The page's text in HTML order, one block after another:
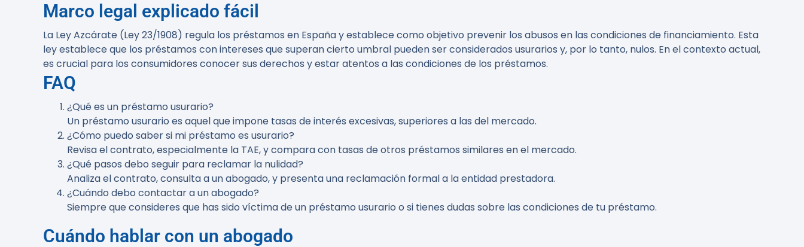
Marco legal explicado fácil
La Ley Azcárate (Ley 23/1908) regula los préstamos en España y establece como objetivo prevenir los abusos en las condiciones de financiamiento. Esta
ley establece que los préstamos con intereses que superan cierto umbral pueden ser considerados usurarios y, por lo tanto, nulos. En el contexto actual,
es crucial para los consumidores conocer sus derechos y estar atentos a las condiciones de los préstamos.
FAQ
¿Qué es un préstamo usurario?
Un préstamo usurario es aquel que impone tasas de interés excesivas, superiores a las del mercado.
¿Cómo puedo saber si mi préstamo es usurario?
Revisa el contrato, especialmente la TAE, y compara con tasas de otros préstamos similares en el mercado.
¿Qué pasos debo seguir para reclamar la nulidad?
Analiza el contrato, consulta a un abogado, y presenta una reclamación formal a la entidad prestadora.
¿Cuándo debo contactar a un abogado?
Siempre que consideres que has sido víctima de un préstamo usurario o si tienes dudas sobre las condiciones de tu préstamo.
Cuándo hablar con un abogado